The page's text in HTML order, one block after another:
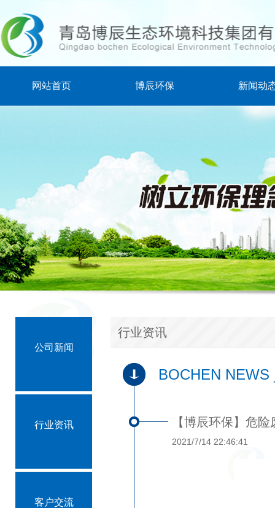
网站首页 博辰环保 新闻动
公司新闻
行业资讯
客户交流
行业资讯
BOCHEN NEWS
【博辰环保】危
2021/7/14 22:46:41